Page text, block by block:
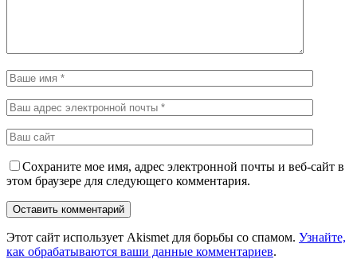
Сохраните мое имя, адрес электронной почты и веб-сайт в
этом браузере для следующего комментария.
Этот сайт использует Akismet для борьбы со спамом. Узнайте,
как обрабатываются ваши данные комментариев.